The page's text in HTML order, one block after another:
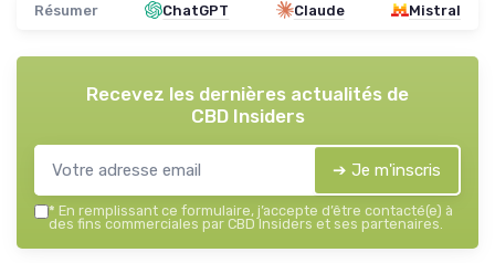
Résumer ChatGPT Claude Mistral
Recevez les dernières actualités de
CBD Insiders
➔ Je m'inscris
* En remplissant ce formulaire, j’accepte d’être contacté(e) à
des fins commerciales par CBD Insiders et ses partenaires.